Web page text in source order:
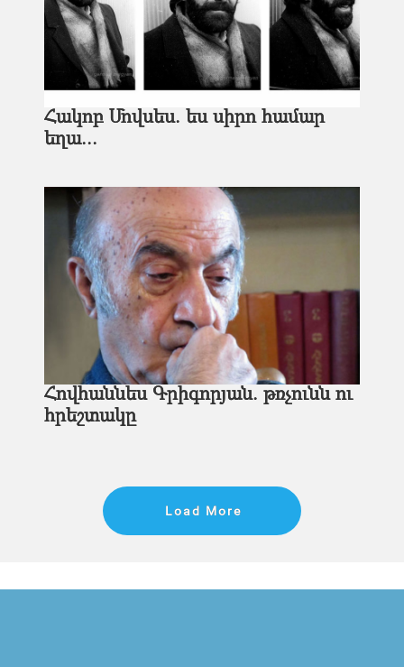
Հակոբ Մովսես. ես սիրո համար
եղա...
Հովհաննես Գրիգորյան. թռչունն ու
հրեշտակը
Load More